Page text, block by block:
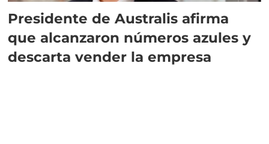
Presidente de Australis afirma
que alcanzaron números azules y
descarta vender la empresa